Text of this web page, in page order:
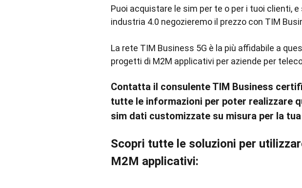
Puoi acquistare le sim per te o per i tuoi clienti,
industria 4.0 negozieremo il prezzo con TIM
La rete TIM Business 5G è la più affidabile a
progetti di M2M applicativi per aziende per
Contatta il consulente TIM Business
tutte le informazioni per poter realizzare
sim dati customizzate su misura per la tua
Scopri tutte le soluzioni per
M2M applicativi: